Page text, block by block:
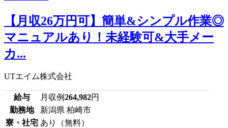
【月収26万円可】簡単&シンプル作業◎
マニュアルあり！未経験可&大手メー
カ...
UTエイム株式会社
給与 月収例264,982円
勤務地
新潟県 柏崎市
寮・社宅 あり（無料）